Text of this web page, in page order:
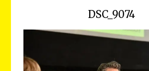
DSC_9074